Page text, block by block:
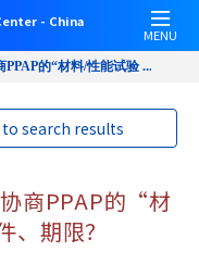
- China
MENU
的“材料/性能试验 ...
to search results
商PPAP的“材
期限？